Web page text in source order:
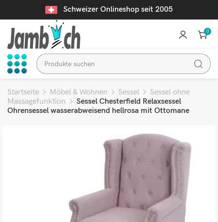
Schweizer Onlineshop seit 2005
0
Startseite Möbel & Wohnen Sessel
Sessel ohne
Massagefunktion
Sessel Chesterfield Relaxsessel
Ohrensessel wasserabweisend hellrosa mit Ottomane